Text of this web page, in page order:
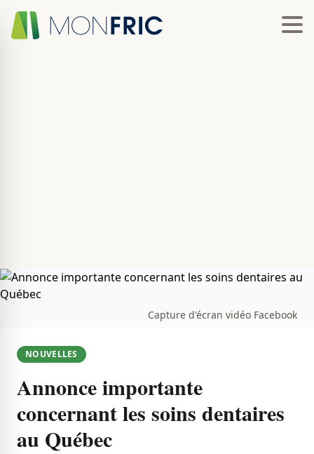
Capture d'écran vidéo Facebook
NOUVELLES
Annonce importante
concernant les soins dentaires
au Québec